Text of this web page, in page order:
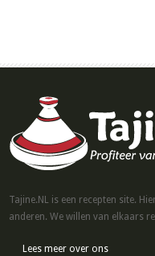
Tajine.NL is een recepten site.
anderen. We willen van elkaars
Lees meer over ons